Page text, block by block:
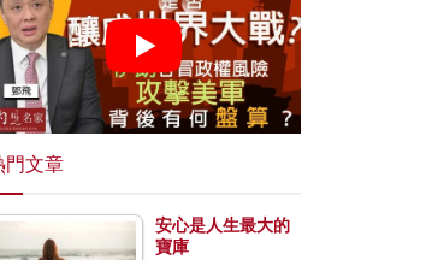
門文章
安心是人生最大的
寶庫